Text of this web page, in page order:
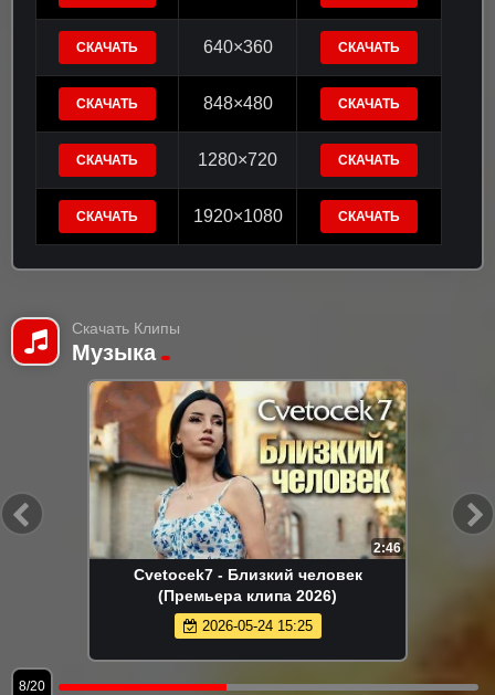
СКАЧАТЬ 640×360 СКАЧАТЬ
СКАЧАТЬ 848×480 СКАЧАТЬ
СКАЧАТЬ 1280×720 СКАЧАТЬ
СКАЧАТЬ 1920×1080 СКАЧАТЬ
Скачать Клипы
Музыка
2:46
Cvetocek7 - Близкий человек
(Премьера клипа 2026)
2026-05-24 15:25
8/20